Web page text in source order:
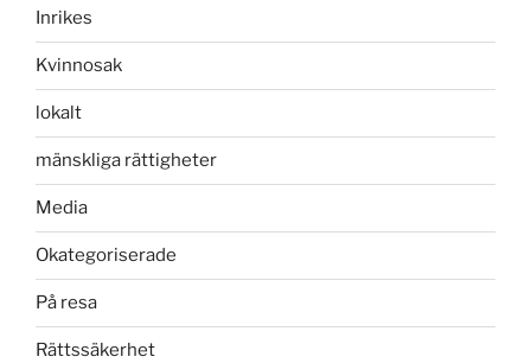
Inrikes
Kvinnosak
lokalt
mänskliga rättigheter
Media
Okategoriserade
På resa
Rättssäkerhet